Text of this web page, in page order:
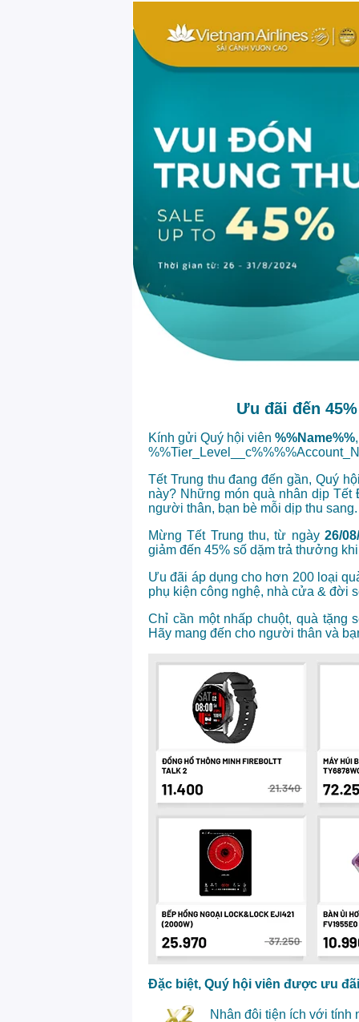
Ưu đãi đến
Kính gửi Quý hội viên %%Name%%,
Tết Trung thu đang đến gần, Quý
này? Những món quà nhân dịp
người thân, bạn bè mỗi dịp thu sang.
Mừng Tết Trung thu, từ ngày 26/
giảm đến 45% số dặm trả thưởng
Ưu đãi áp dụng cho hơn 200 loại
phụ kiện công nghệ, nhà cửa & đời
Chỉ cần một nhấp chuột, quà tặng
Hãy mang đến cho người thân và
Đặc biệt, Quý hội viên được ưu
Nhân đôi tiện ích với tính